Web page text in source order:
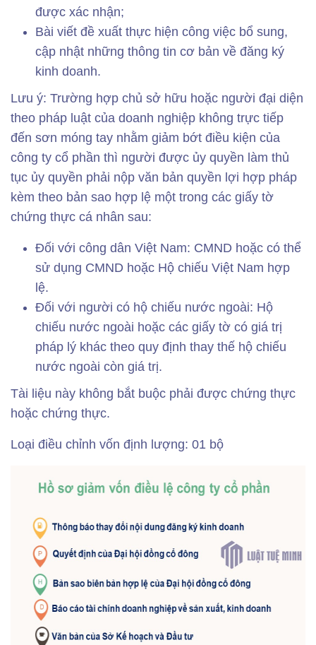
được xác nhận;
Bài viết đề xuất thực hiện công việc bổ sung,
cập nhật những thông tin cơ bản về đăng ký
kinh doanh.
Lưu ý: Trường hợp chủ sở hữu hoặc người đại diện
theo pháp luật của doanh nghiệp không trực tiếp
đến sơn móng tay nhằm giảm bớt điều kiện của
công ty cổ phần thì người được ủy quyền làm thủ
tục ủy quyền phải nộp văn bản quyền lợi hợp pháp
kèm theo bản sao hợp lệ một trong các giấy tờ
chứng thực cá nhân sau:
Đối với công dân Việt Nam: CMND hoặc có thể
sử dụng CMND hoặc Hộ chiếu Việt Nam hợp
lệ.
Đối với người có hộ chiếu nước ngoài: Hộ
chiếu nước ngoài hoặc các giấy tờ có giá trị
pháp lý khác theo quy định thay thế hộ chiếu
nước ngoài còn giá trị.
Tài liệu này không bắt buộc phải được chứng thực
hoặc chứng thực.
Loại điều chỉnh vốn định lượng: 01 bộ